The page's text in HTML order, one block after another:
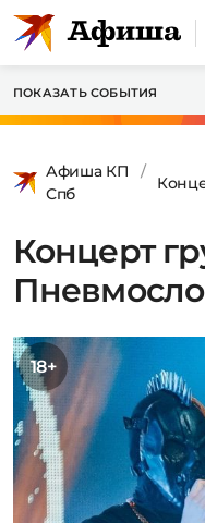
ПОКАЗАТЬ СОБЫТИЯ
Афиша КП
Спб
Концерт
18+